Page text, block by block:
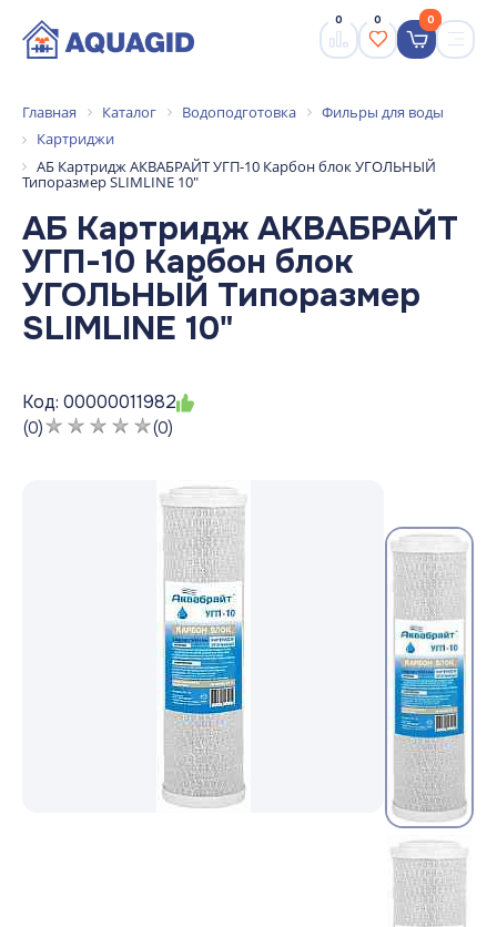
0 0 0
Главная Каталог Водоподготовка
Фильры для воды
Картриджи
АБ Картридж АКВАБРАЙТ УГП-10 Карбон блок УГОЛЬНЫЙ
Типоразмер SLIMLINE 10"
АБ Картридж АКВАБРАЙТ
УГП-10 Карбон блок
УГОЛЬНЫЙ Типоразмер
SLIMLINE 10"
Код: 00000011982
(0) (0)